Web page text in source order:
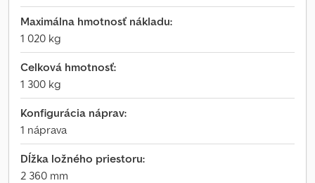
Maximálna hmotnosť nákladu:
1 020 kg
Celková hmotnosť:
1 300 kg
Konfigurácia náprav:
1 náprava
Dĺžka ložného priestoru:
2 360 mm